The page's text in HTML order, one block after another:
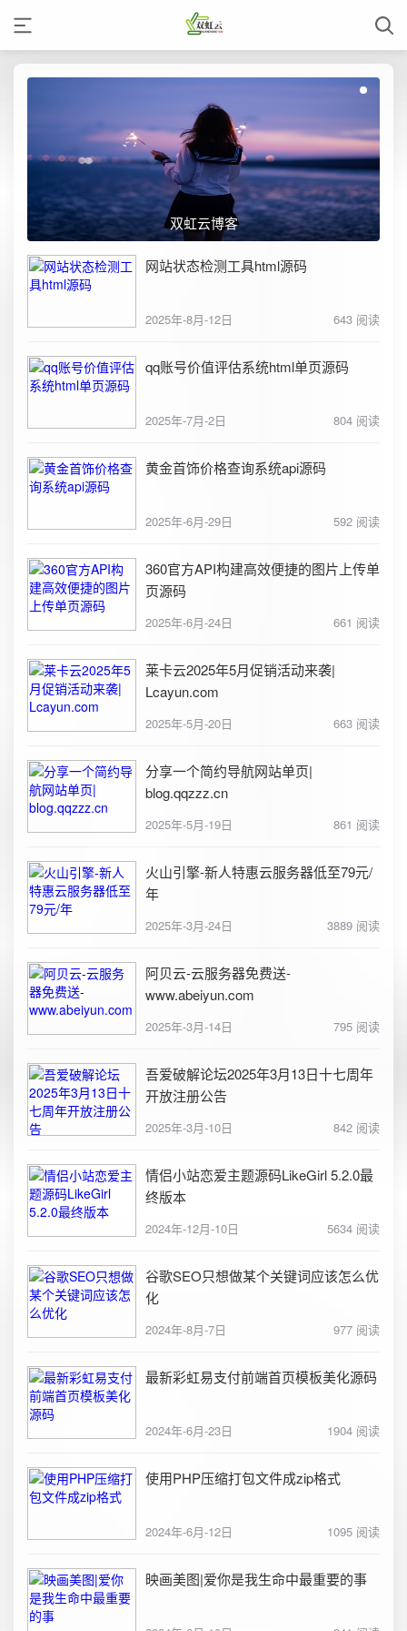
双虹云博客
网站状态检测工具html源码
2025年-8月-12日 643 阅读
qq账号价值评估系统html单页源码
2025年-7月-2日 804 阅读
黄金首饰价格查询系统api源码
2025年-6月-29日 592 阅读
360官方API构建高效便捷的图片上传单
页源码
2025年-6月-24日 661 阅读
莱卡云2025年5月促销活动来袭|
Lcayun.com
2025年-5月-20日 663 阅读
分享一个简约导航网站单页|
blog.qqzzz.cn
2025年-5月-19日 861 阅读
火山引擎-新人特惠云服务器低至79元/
年
2025年-3月-24日 3889 阅读
阿贝云-云服务器免费送-
www.abeiyun.com
2025年-3月-14日 795 阅读
吾爱破解论坛2025年3月13日十七周年
开放注册公告
2025年-3月-10日 842 阅读
情侣小站恋爱主题源码LikeGirl 5.2.0最
终版本
2024年-12月-10日 5634 阅读
谷歌SEO只想做某个关键词应该怎么优
化
2024年-8月-7日 977 阅读
最新彩虹易支付前端首页模板美化源码
2024年-6月-23日 1904 阅读
使用PHP压缩打包文件成zip格式
2024年-6月-12日 1095 阅读
映画美图|爱你是我生命中最重要的事